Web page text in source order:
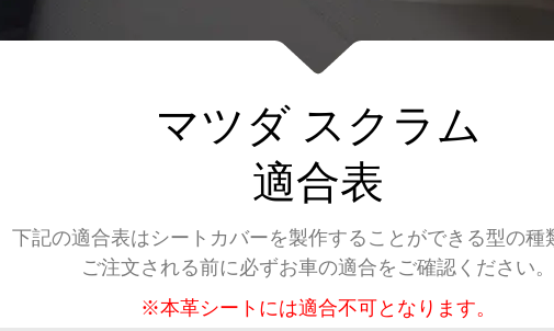
マツダ スクラム
適合表
下記の適合表はシートカバーを製作することができる型の種
ご注文される前に必ずお車の適合をご確認ください。
※本革シートには適合不可となります。